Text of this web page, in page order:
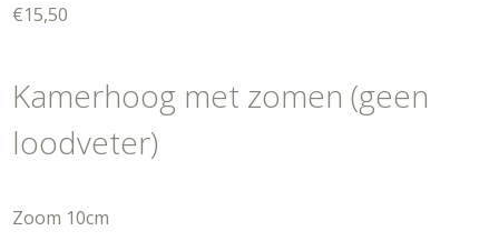
€15,50
Kamerhoog met zomen (geen
loodveter)
Zoom 10cm